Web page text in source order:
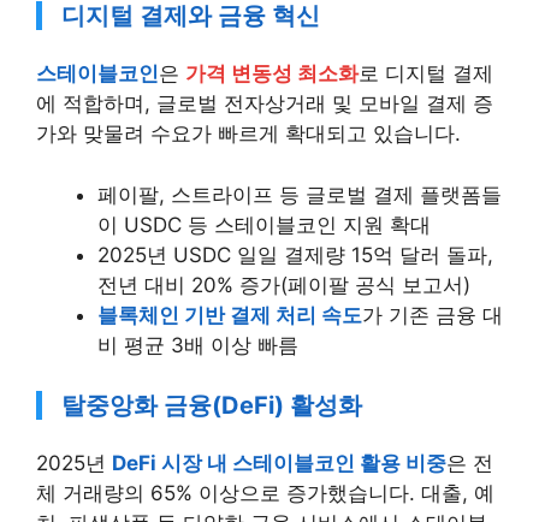
디지털 결제와 금융 혁신
스테이블코인은 가격 변동성 최소화로 디지털 결제
에 적합하며, 글로벌 전자상거래 및 모바일 결제 증
가와 맞물려 수요가 빠르게 확대되고 있습니다.
페이팔, 스트라이프 등 글로벌 결제 플랫폼들
이 USDC 등 스테이블코인 지원 확대
2025년 USDC 일일 결제량 15억 달러 돌파,
전년 대비 20% 증가(페이팔 공식 보고서)
블록체인 기반 결제 처리 속도가 기존 금융 대
비 평균 3배 이상 빠름
탈중앙화 금융(DeFi) 활성화
2025년 DeFi 시장 내 스테이블코인 활용 비중은 전
체 거래량의 65% 이상으로 증가했습니다. 대출, 예